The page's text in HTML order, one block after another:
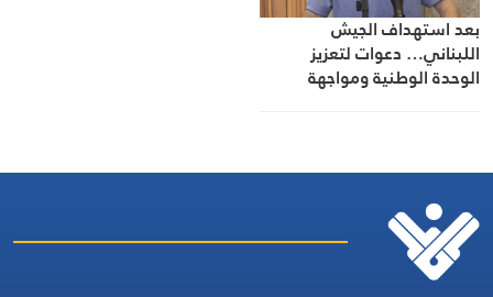
بعد استهداف الجيش
اللبناني… دعوات لتعزيز
الوحدة الوطنية ومواجهة